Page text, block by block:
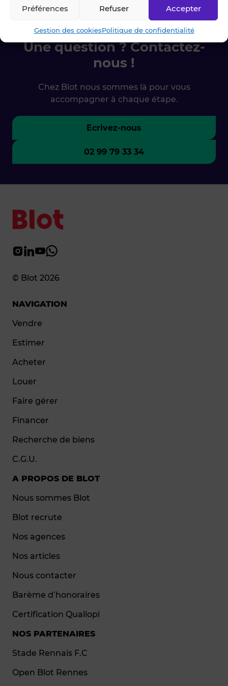
Accepter
Refuser
Préférences
Gestion des cookiesPolitique de confidentialité
Une question ? Contactez-
nous !
Chez Blot nous sommes là pour vous
accompagner à chaque étape.
Ecrivez-nous
02 99 79 33 34
© Blot 2026
NAVIGATION
Vendre
Estimer
Acheter
Louer
Faire gérer
Financer
Recherche de biens
C.G.U.
A PROPOS DE BLOT
Nous sommes Blot
Blot recrute
Nos agences
Nos articles
Nous contacter
Barème d’honoraires
Certification Qualiopi
NOS PARTENAIRES
Stade Rennais F.C
Open Blot Rennes